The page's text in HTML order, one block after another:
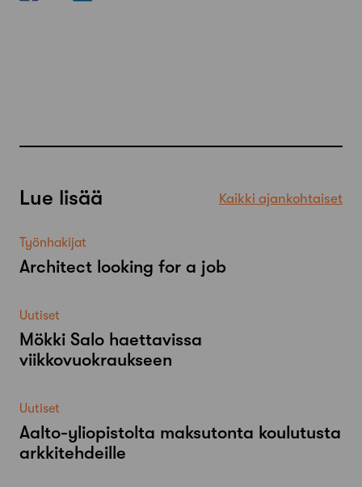
Lue lisää Kaikki ajankohtaiset
Työnhakijat
Architect looking for a job
Uutiset
Mökki Salo haettavissa
viikkovuokraukseen
Uutiset
Aalto-​yliopistolta maksutonta koulutusta
arkkitehdeille